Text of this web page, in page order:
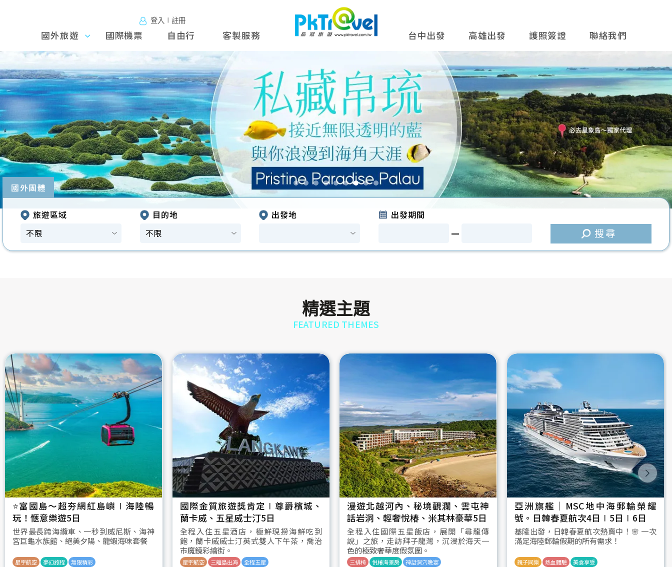
登入∣註冊
國外旅
遊
國外旅遊 國際機票 自由行 客製服務 台中出發 高雄出發 護照簽證 聯絡我們
往前 往後
國外團體
旅遊區域 目的地 出發地 出發期間
精選主題
FEATURED THEMES
⭐️富國島～超夯網紅島嶼∣海陸暢
玩！愜意樂遊5日
世界最長跨海纜車、一秒到威尼斯、海神
宮巨龜水族館、絕美夕陽、龍蝦海味套餐
星宇航空 夢幻旅程 無限精彩
國際金質旅遊獎肯定∣尊爵檳城、
蘭卡威、五星威士汀5日
全程入住五星酒店，極鮮現撈海鮮吃到
飽，蘭卡威威士汀英式雙人下午茶，喬治
市魔鏡彩繪街。
星宇航空 三離島出海 全程五星
漫遊北越河內、秘境觀瀾、雲屯神
話岩洞、輕奢悅椿、米其林豪華5日
全程入住國際五星飯店，展開「尋龍傳
說」之旅，走訪拜子龍灣，沉浸於海天一
色的極致奢華度假氛圍。
三排椅 悦椿海景房 神話洞穴晚宴
亞洲旗艦｜MSC地中海郵輪榮耀
號。日韓春夏航次4日∣5日∣6日
基隆出發，日韓春夏航次熱賣中！🌸 一次
滿足海陸郵輪假期的所有需求！
親子同樂 熱血體驗 美食享受